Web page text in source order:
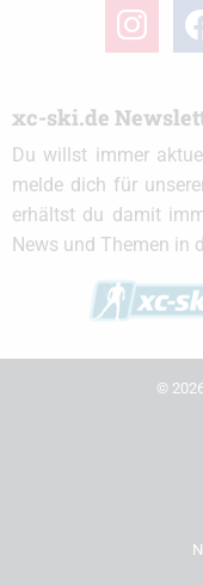
instagram
xc-ski.de
Du willst immer
melde dich für
erhältst du damit
News und Themen in
©